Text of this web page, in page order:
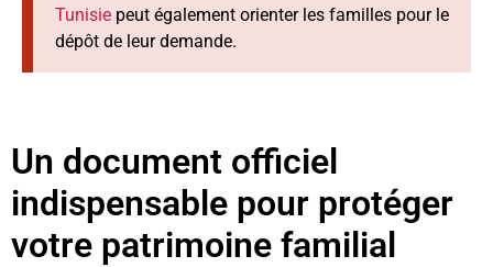
Tunisie peut également orienter les familles pour le
dépôt de leur demande.
Un document officiel
indispensable pour protéger
votre patrimoine familial